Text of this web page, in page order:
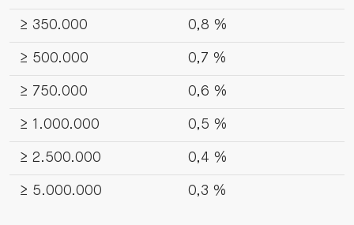
≥ 350.000 0,8 %
≥ 500.000 0,7 %
≥ 750.000 0,6 %
≥ 1.000.000 0,5 %
≥ 2.500.000 0,4 %
≥ 5.000.000 0,3 %